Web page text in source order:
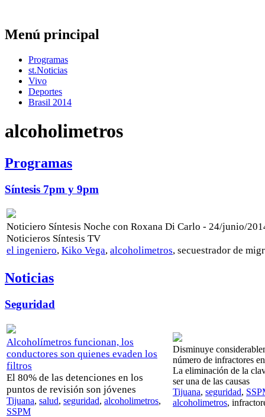
Menú principal
Programas
st.Noticias
Vivo
Deportes
Brasil 2014
alcoholimetros
Programas
Síntesis 7pm y 9pm
Noticiero Síntesis Noche con Roxana Di Carlo - 24/junio/
Noticieros Síntesis TV
el ingeniero, Kiko Vega, alcoholimetros, secuestrador de
Noticias
Seguridad
Alcoholímetros funcionan, los
conductores son quienes evaden los
filtros
El 80% de las detenciones en los
puntos de revisión son jóvenes
Tijuana, salud, seguridad, alcoholimetros,
SSPM
Disminuye
número de infractores
La eliminación de la
ser una de las causas
Tijuana, seguridad,
alcoholimetros,